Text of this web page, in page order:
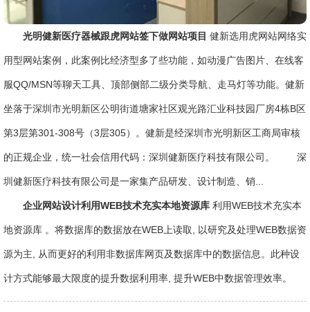
光明健新医疗器械跟虎网站签下做网站项目 健新选用虎网站网络实
用型网站案例，此案例比经济型多了些功能，如动漫广告图片、在线客
服QQ/MSN等聊天工具、顶部侧部二级分类导航、走马灯等功能。健新
坐落于深圳市光明新区公明街道塘家社区观光路汇业科技园厂房4栋B区
第3层第301-308号（3层305）。健新是经深圳市光明新区工商局审核
的正规企业，统一社会信用代码：深圳健新医疗科技有限公司。 深
圳健新医疗科技有限公司是一家集产品研发、设计制造、销...
企业网站设计利用WEB技术充实本地资源库 利用WEB技术充实本
地资源库 。将数据库的数据放在WEB上读取, 以研究及处理WEB数据资
源为主, 从而更好的利用非数据库网页及数据库中的数据信息。此种设
计方式能够最大限度的提升数据利用率, 提升WEB中数据管理效率。